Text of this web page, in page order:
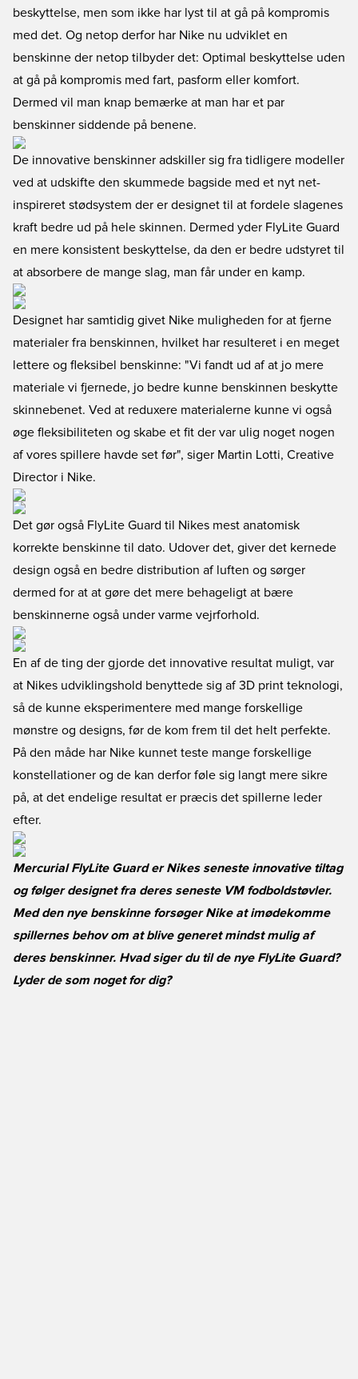
beskyttelse, men som ikke har lyst til at gå på kompromis
med det. Og netop derfor har Nike nu udviklet en
benskinne der netop tilbyder det: Optimal beskyttelse uden
at gå på kompromis med fart, pasform eller komfort.
Dermed vil man knap bemærke at man har et par
benskinner siddende på benene.
De innovative benskinner adskiller sig fra tidligere modeller
ved at udskifte den skummede bagside med et nyt net-
inspireret stødsystem der er designet til at fordele slagenes
kraft bedre ud på hele skinnen. Dermed yder FlyLite Guard
en mere konsistent beskyttelse, da den er bedre udstyret til
at absorbere de mange slag, man får under en kamp.
Designet har samtidig givet Nike muligheden for at fjerne
materialer fra benskinnen, hvilket har resulteret i en meget
lettere og fleksibel benskinne: "Vi fandt ud af at jo mere
materiale vi fjernede, jo bedre kunne benskinnen beskytte
skinnebenet. Ved at reduxere materialerne kunne vi også
øge fleksibiliteten og skabe et fit der var ulig noget nogen
af vores spillere havde set før", siger Martin Lotti, Creative
Director i Nike.
Det gør også FlyLite Guard til Nikes mest anatomisk
korrekte benskinne til dato. Udover det, giver det kernede
design også en bedre distribution af luften og sørger
dermed for at at gøre det mere behageligt at bære
benskinnerne også under varme vejrforhold.
En af de ting der gjorde det innovative resultat muligt, var
at Nikes udviklingshold benyttede sig af 3D print teknologi,
så de kunne eksperimentere med mange forskellige
mønstre og designs, før de kom frem til det helt perfekte.
På den måde har Nike kunnet teste mange forskellige
konstellationer og de kan derfor føle sig langt mere sikre
på, at det endelige resultat er præcis det spillerne leder
efter.
Mercurial FlyLite Guard er Nikes seneste innovative tiltag
og følger designet fra deres seneste VM fodboldstøvler.
Med den nye benskinne forsøger Nike at imødekomme
spillernes behov om at blive generet mindst mulig af
deres benskinner. Hvad siger du til de nye FlyLite Guard?
Lyder de som noget for dig?